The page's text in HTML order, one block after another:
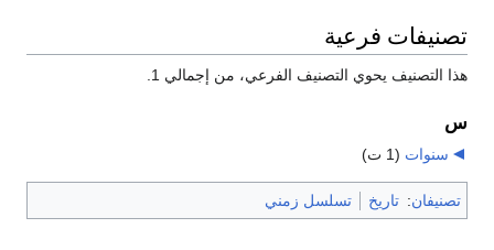
تصنيفات فرعية
هذا التصنيف يحوي التصنيف الفرعي، من إجمالي 1.
س
سنوات (1 ت)
تصنيفان: تاريخ تسلسل زمني